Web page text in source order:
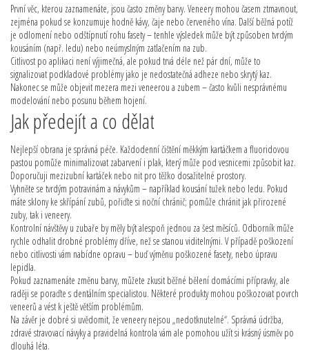
První věc, kterou zaznamenáte, jsou často změny barvy. Veneery mohou časem ztmavnout,
zejména pokud se konzumuje hodně kávy, čaje nebo červeného vína. Další běžná potíž
je odlomení nebo odštípnutí rohu fasety – tenhle výsledek může být způsoben tvrdým
kousáním (např. ledu) nebo neúmyslným zatlačením na zub.
Citlivost po aplikaci není výjimečná, ale pokud trvá déle než pár dní, může to
signalizovat podkladové problémy jako je nedostatečná adheze nebo skrytý kaz.
Nakonec se může objevit mezera mezi veneerou a zubem – často kvůli nesprávnému
modelování nebo posunu během hojení.
Jak předejít a co dělat
Nejlepší obrana je správná péče. Každodenní čištění měkkým kartáčkem a fluoridovou
pastou pomůže minimalizovat zabarvení i plak, který může pod vesnicemi způsobit kaz.
Doporučuji mezizubní kartáček nebo nit pro těžko dosažitelné prostory.
Vyhněte se tvrdým potravinám a návykům – například kousání tužek nebo ledu. Pokud
máte sklony ke skřípání zubů, pořiďte si noční chránič; pomůže chránit jak přirozené
zuby, tak i veneery.
Kontrolní návštěvy u zubaře by měly být alespoň jednou za šest měsíců. Odborník může
rychle odhalit drobné problémy dříve, než se stanou viditelnými. V případě poškození
nebo citlivosti vám nabídne opravu – buď výměnu poškozené fasety, nebo úpravu
lepidla.
Pokud zaznamenáte změnu barvy, můžete zkusit běžné bělení domácími přípravky, ale
raději se poraďte s dentálním specialistou. Některé produkty mohou poškozovat povrch
veneerů a vést k ještě větším problémům.
Na závěr je dobré si uvědomit, že veneery nejsou „nedotknutelné“. Správná údržba,
zdravé stravovací návyky a pravidelná kontrola vám ale pomohou užít si krásný úsměv po
dlouhá léta.